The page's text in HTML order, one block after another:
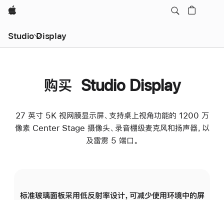
Apple
Studio Display
购买 Studio Display
27 英寸 5K 视网膜显示屏、支持桌上视角功能的 1200 万
像素 Center Stage 摄像头、录音棚级麦克风和扬声器，以
及雷雳 5 端口。
标准玻璃面板采用低反射率设计，可减少使用环境中的屏